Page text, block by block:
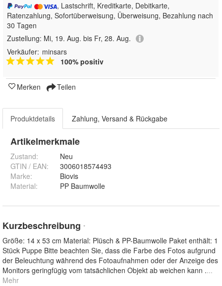
, Lastschrift, Kreditkarte, Debitkarte,
Ratenzahlung, Sofortüberweisung, Überweisung, Bezahlung nach
30 Tagen
Zustellung: Mi, 19. Aug. bis Fr, 28. Aug.
Verkäufer: minsars
100% positiv
Merken Teilen
Produktdetails Zahlung, Versand & Rückgabe
Artikelmerkmale
Zustand:
Neu
GTIN / EAN:
3006018574493
Marke:
Biovis
Material: PP Baumwolle
Kurzbeschreibung *
Größe: 14 x 53 cm Material: Plüsch & PP-Baumwolle Paket enthält: 1
Stück Puppe Bitte beachten Sie, dass die Farbe des Fotos aufgrund
der Beleuchtung während des Fotoaufnahmen oder der Anzeige des
Monitors geringfügig vom tatsächlichen Objekt ab weichen kann ....
Mehr